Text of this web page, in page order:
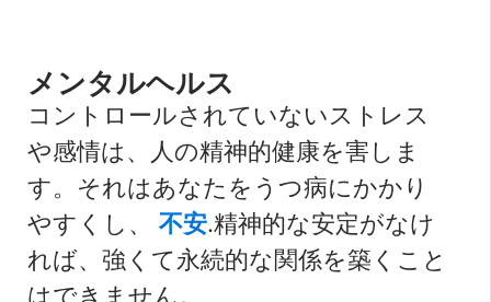
メンタルヘルス
コントロールされていないストレス
や感情は、人の精神的健康を害しま
す。それはあなたをうつ病にかかり
やすくし、 不安.精神的な安定がなけ
れば、強くて永続的な関係を築くこと
はできません。